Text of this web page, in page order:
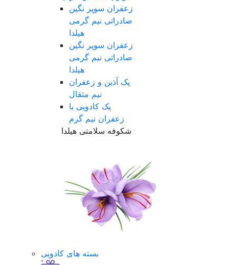
زعفران سوپر نگین
صادراتی نیم گرمی
هیلدا
زعفران سوپر نگین
صادراتی نیم گرمی
هیلدا
پک آذین و زعفران
نیم مثقال
پک کادویی با
زعفران نیم گرم
شکوفه سلامتی هیلدا
بسته های کادویی